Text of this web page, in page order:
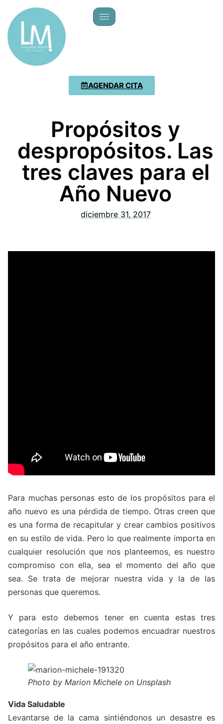
AGENDAR CITA
Propósitos y
despropósitos. Las
tres claves para el
Año Nuevo
diciembre 31, 2017
Para muchas personas esto de los propósitos para el
año nuevo es una pérdida de tiempo. Otras creen que
es una forma de recapitular y crear cambios positivos
en su estilo de vida. Pero lo que realmente importa en
cualquier resolución que nos planteemos, es nuestro
compromiso con ella, sea el momento del año que
sea. Se trata de mejorar nuestra vida y la de las
personas que queremos.
Y para esto debemos tener en cuenta estas tres
categorías en las cuales podemos encuadrar nuestros
propósitos para el año entrante.
Photo by Marion Michele on Unsplash
Vida Saludable
Levantarse de la cama sintiéndonos un desastre es